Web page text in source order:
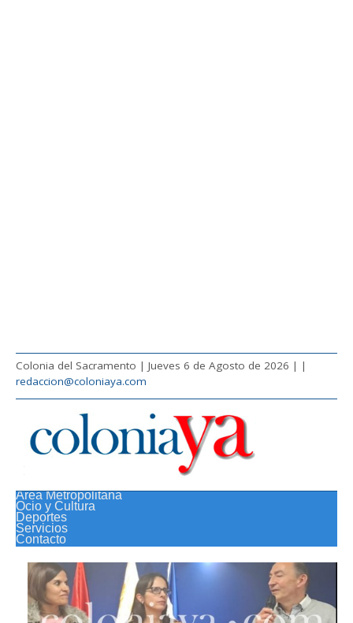
Colonia del Sacramento | Jueves 6 de Agosto de 2026 | |
redaccion@coloniaya.com
Área Metropolitana
Ocio y Cultura
Deportes
Servicios
Contacto